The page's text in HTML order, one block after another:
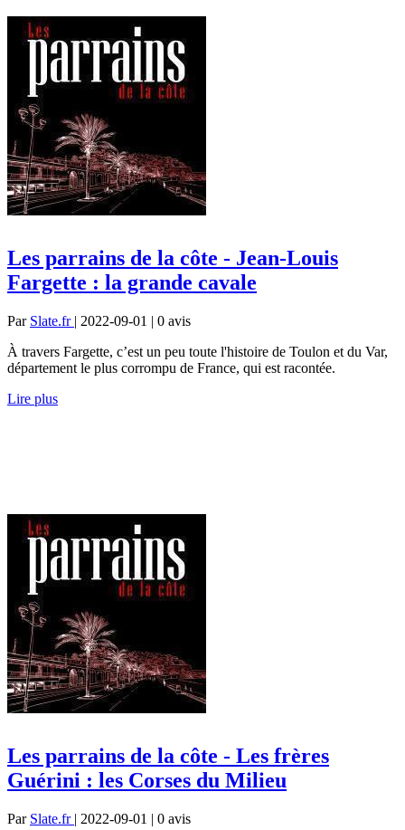
Les parrains de la côte - Jean-Louis
Fargette : la grande cavale
Par Slate.fr | 2022-09-01 | 0 avis
À travers Fargette, c’est un peu toute l'histoire de Toulon et du Var,
département le plus corrompu de France, qui est racontée.
Lire plus
Les parrains de la côte - Les frères
Guérini : les Corses du Milieu
Par Slate.fr | 2022-09-01 | 0 avis